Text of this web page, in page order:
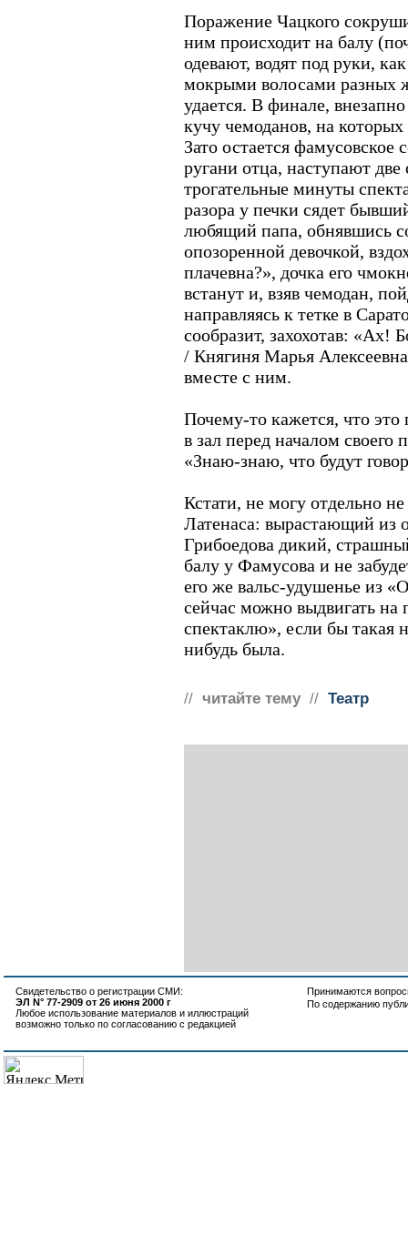
Поражение Чацкого
ним происходит на балу
одевают, водят под руки,
мокрыми волосами разных
удается. В финале,
кучу чемоданов, на
Зато остается фамусовское
ругани отца, наступают
трогательные минуты
разора у печки сядет
любящий папа, обнявшись
опозоренной девочкой,
плачевна?», дочка его
встанут и, взяв чемодан,
направляясь к тетке в
сообразит, захохотав: «Ах!
/ Княгиня Марья
вместе с ним.
Почему-то кажется, что
в зал перед началом своего
«Знаю-знаю, что будут
Кстати, не могу отдельно
Латенаса: вырастающий из
Грибоедова дикий,
балу у Фамусова и не
его же вальс-удушенье из
сейчас можно выдвигать
спектаклю», если бы такая
нибудь была.
// читайте тему // Театр
Свидетельство о регистрации СМИ:
ЭЛ N° 77-2909 от 26 июня 2000 г
Любое использование материалов и иллюстраций
возможно только по согласованию с редакцией
Принимаются
По содержанию